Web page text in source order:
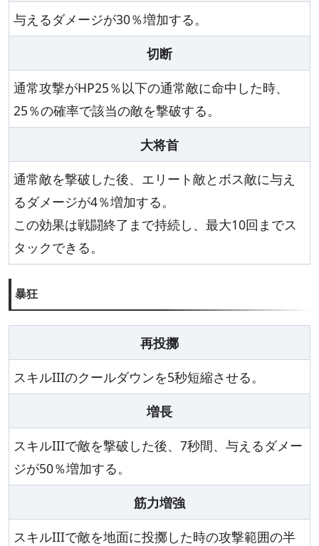
与えるダメージが30％増加する。
切断
通常攻撃がHP25％以下の通常敵に命中した時、
25％の確率で該当の敵を撃破する。
大将首
通常敵を撃破した後、エリート敵とボス敵に与え
るダメージが4％増加する。
この効果は戦闘終了まで持続し、最大10回までス
タックできる。
暴狂
再投擲
スキルIIIのクールダウンを5秒短縮させる。
増長
スキルIIIで敵を撃破した後、7秒間、与えるダメー
ジが50％増加する。
筋力増強
スキルIIIで敵を地面に投擲した時の攻撃範囲の半